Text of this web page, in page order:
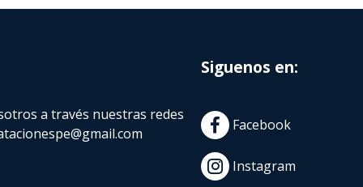
a través nuestras redes
Siguenos en:
Facebook
Instagram